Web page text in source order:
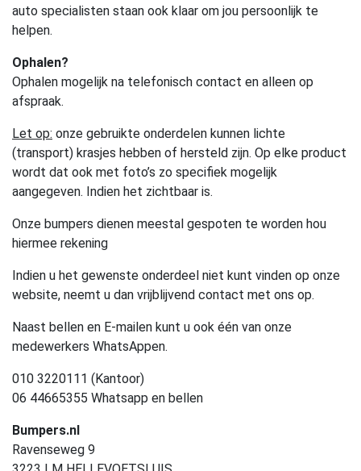
auto specialisten staan ook klaar om jou persoonlijk te
helpen.
Ophalen?
Ophalen mogelijk na telefonisch contact en alleen op
afspraak.
Let op: onze gebruikte onderdelen kunnen lichte
(transport) krasjes hebben of hersteld zijn. Op elke product
wordt dat ook met foto’s zo specifiek mogelijk
aangegeven. Indien het zichtbaar is.
Onze bumpers dienen meestal gespoten te worden hou
hiermee rekening
Indien u het gewenste onderdeel niet kunt vinden op onze
website, neemt u dan vrijblijvend contact met ons op.
Naast bellen en E-mailen kunt u ook één van onze
medewerkers WhatsAppen.
010 3220111 (Kantoor)
06 44665355 Whatsapp en bellen
Bumpers.nl
Ravenseweg 9